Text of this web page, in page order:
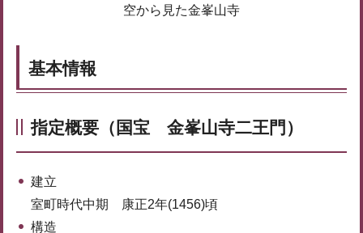
空から見た金峯山寺
基本情報
指定概要（国宝 金峯山寺二王門）
建立
室町時代中期 康正2年(1456)頃
構造